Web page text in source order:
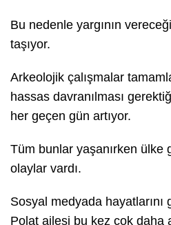
Bu nedenle yargının
taşıyor.
Arkeolojik çalışmalar
hassas davranılması
her geçen gün artıyor.
Tüm bunlar yaşanırken ülke
olaylar vardı.
Sosyal medyada
Polat ailesi bu kez çok daha